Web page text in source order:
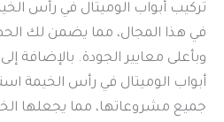
تركيب أبواب الوميتال في رأس
في هذا المجال، مما يضمن لك
وبأعلى معايير الجودة.
أبواب الوميتال في رأس الخيمة
جميع مشروعاتها، مما يجعلها